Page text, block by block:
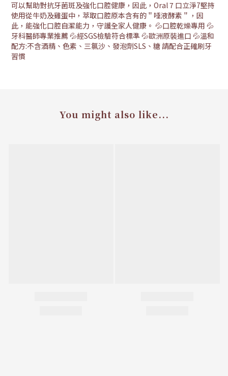
可以幫助對抗牙菌斑及強化口腔健康，因此，Oral 7 口立淨7堅持
使用從牛奶及雞蛋中，萃取口腔原本含有的＂唾液酵素＂，因
此，能強化口腔自潔能力，守護全家人健康。 💦口腔乾燥專用 💦
牙科醫師專業推薦 💦經SGS檢驗符合標準 💦歐洲原裝進口 💦溫和
配方:不含酒精、色素、三氯沙、發泡劑SLS、糖 請配合正確刷牙
習慣
You might also like...